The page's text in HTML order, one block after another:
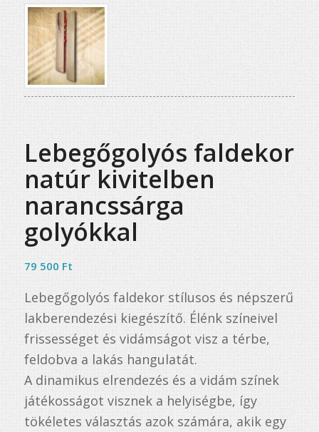
Lebegőgolyós faldekor
natúr kivitelben
narancssárga
golyókkal
79 500 Ft
Lebegőgolyós faldekor stílusos és népszerű
lakberendezési kiegészítő. Élénk színeivel
frissességet és vidámságot visz a térbe,
feldobva a lakás hangulatát.
A dinamikus elrendezés és a vidám színek
játékosságot visznek a helyiségbe, így
tökéletes választás azok számára, akik egy